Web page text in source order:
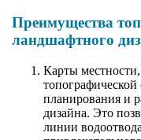
Преимущества
ландшафтного
Карты
планирования и
дизайна. Это
линии